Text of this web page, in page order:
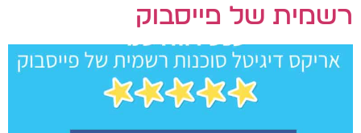
רשמית של פייסבוק